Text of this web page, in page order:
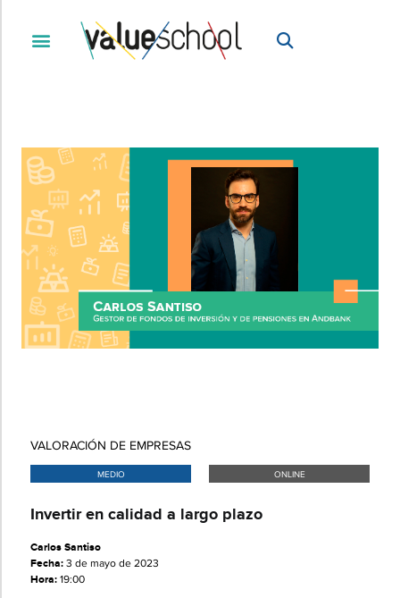
VALORACIÓN DE EMPRESAS
MEDIO ONLINE
​​Invertir en calidad a largo plazo​
Carlos Santiso
Fecha:3 de mayo de 2023
Hora:19:00